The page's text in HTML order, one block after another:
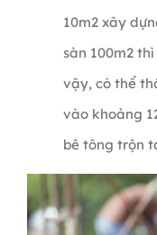
10m2 xây
sàn 100m2
vậy, có thể
vào khoảng
bê tông trộn